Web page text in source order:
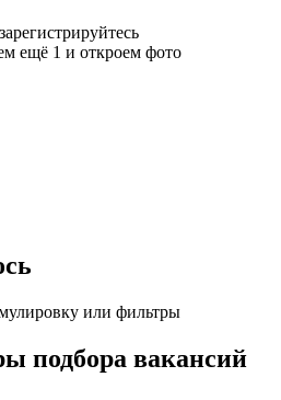
ещё 1 и откроем фото
или фильтры
подбора вакансий